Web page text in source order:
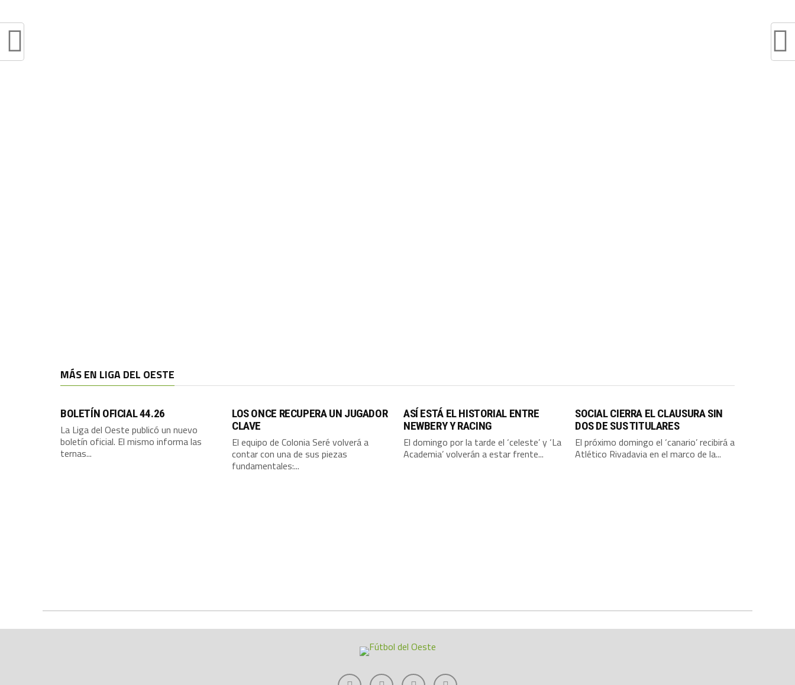
MÁS EN LIGA DEL OESTE
BOLETÍN OFICIAL 44.26
La Liga del Oeste publicó un nuevo
boletín oficial. El mismo informa las
ternas...
LOS ONCE RECUPERA UN JUGADOR
CLAVE
El equipo de Colonia Seré volverá a
contar con una de sus piezas
fundamentales:...
ASÍ ESTÁ EL HISTORIAL ENTRE
NEWBERY Y RACING
El domingo por la tarde el ‘celeste’ y ‘La
Academia’ volverán a estar frente...
SOCIAL CIERRA EL CLAUSURA SIN
DOS DE SUS TITULARES
El próximo domingo el ‘canario’ recibirá a
Atlético Rivadavia en el marco de la...